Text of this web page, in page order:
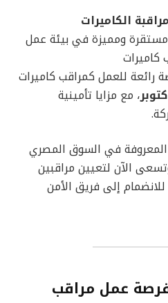
مراقبة الكاميرات
ومميزة في بيئة عمل
كاميرات
رائعة للعمل كمراقب كاميرات
، مع مزايا تأمينية
في السوق المصري
الآن لتعيين مراقبين
إلى فريق الأمن
عمل مراقب